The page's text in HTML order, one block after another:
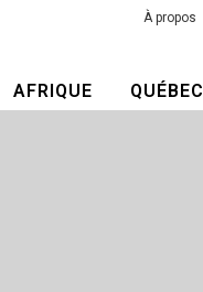
À propos
AFRIQUE QUÉBEC